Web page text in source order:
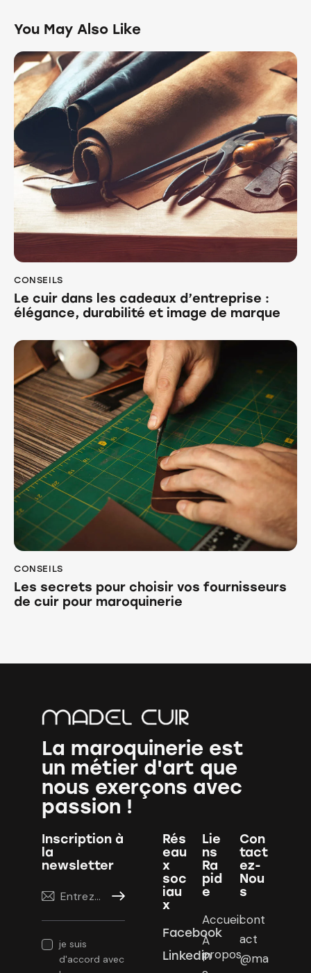
You May Also Like
CONSEILS
Le cuir dans les cadeaux d’entreprise :
élégance, durabilité et image de marque
CONSEILS
Les secrets pour choisir vos fournisseurs
de cuir pour maroquinerie
La maroquinerie est
un métier d'art que
nous exerçons avec
passion !
Inscription à
la
newsletter
S'abonner
je suis
d'accord avec
Rés
eau
x
soc
iau
x
Facebook
Linkedin
Lie
ns
Ra
pid
e
Accueil
À
propos
Con
tact
ez-
Nou
s
cont
act
@ma